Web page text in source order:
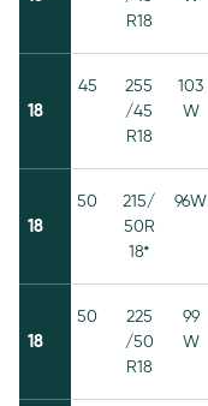
R18
18
45
255
/45
R18
103
W
18
50
215/
50R
18*
96W
18
50
225
/50
R18
99
W